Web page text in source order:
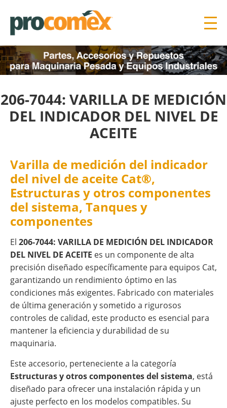
206-7044: VARILLA DE MEDICIÓN
DEL INDICADOR DEL NIVEL DE
ACEITE
Varilla de medición del indicador
del nivel de aceite Cat®,
Estructuras y otros componentes
del sistema, Tanques y
componentes
El 206-7044: VARILLA DE MEDICIÓN DEL INDICADOR
DEL NIVEL DE ACEITE es un componente de alta
precisión diseñado específicamente para equipos Cat,
garantizando un rendimiento óptimo en las
condiciones más exigentes. Fabricado con materiales
de última generación y sometido a rigurosos
controles de calidad, este producto es esencial para
mantener la eficiencia y durabilidad de su
maquinaria.
Este accesorio, perteneciente a la categoría
Estructuras y otros componentes del sistema, está
diseñado para ofrecer una instalación rápida y un
ajuste perfecto en los modelos compatibles. Su